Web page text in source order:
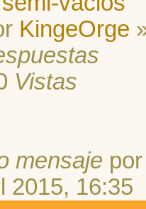
KingeOrge
Vistas
mensaje
2015, 16:35